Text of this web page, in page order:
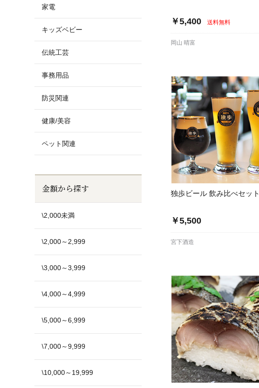
￥5,400 送料無料
岡山 晴富
独歩ビール 飲み比べセット
￥5,500
宮下酒造
家電
キッズベビー
伝統工芸
事務用品
防災関連
健康/美容
ペット関連
金額から探す
\2,000未満
\2,000～2,999
\3,000～3,999
\4,000～4,999
\5,000～6,999
\7,000～9,999
\10,000～19,999